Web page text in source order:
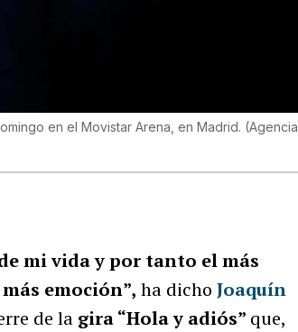
en el Movistar Arena, en Madrid. (Agencia
mi vida y por tanto el más
emoción”, ha dicho Joaquín
de la gira “Hola y adiós” que,